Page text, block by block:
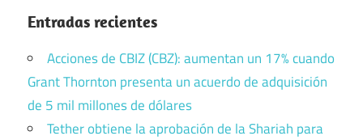
Entradas recientes
Acciones de CBIZ (CBZ): aumentan un 17% cuando
Grant Thornton presenta un acuerdo de adquisición
de 5 mil millones de dólares
Tether obtiene la aprobación de la Shariah para